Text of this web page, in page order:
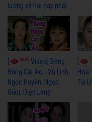
lương xã hội hay nhất
9060 Video] Bông
Hồng Cài Áo - Vũ Linh,
Ngọc Huyền, Ngọc
Giàu, Diệp Lang
Hoa
Tài